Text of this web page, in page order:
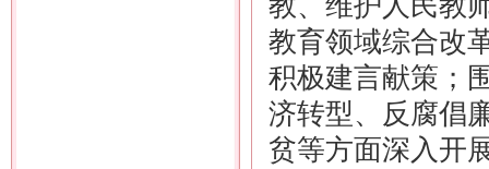
教育领域综合改
积极建言献策；
济转型、反腐倡
贫等方面深入开